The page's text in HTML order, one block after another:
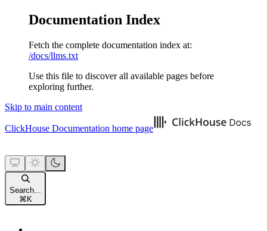
Documentation Index
Fetch the complete documentation index at:
/docs/llms.txt
Use this file to discover all available pages before
exploring further.
Skip to main content
ClickHouse Documentation home page
Search...
⌘ K